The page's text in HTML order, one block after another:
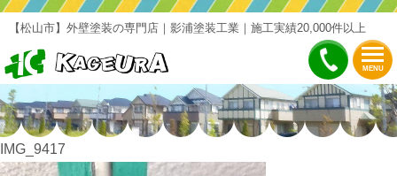
MENU
【松山市】外壁塗装の専門店｜影浦塗装工業｜施工実績20,000件以上
IMG_9417